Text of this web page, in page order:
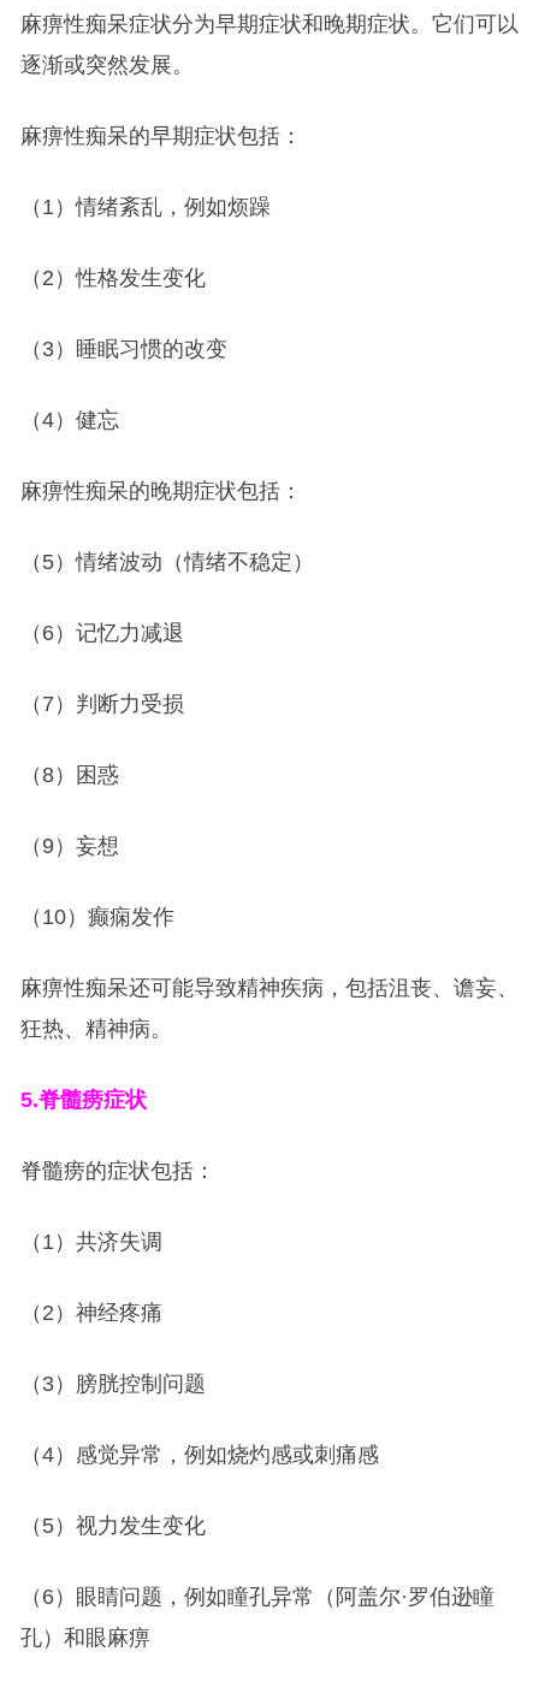
麻痹性痴呆症状分为早期症状和晚期症状。它们可以
逐渐或突然发展。
麻痹性痴呆的早期症状包括：
（1）情绪紊乱，例如烦躁
（2）性格发生变化
（3）睡眠习惯的改变
（4）健忘
麻痹性痴呆的晚期症状包括：
（5）情绪波动（情绪不稳定）
（6）记忆力减退
（7）判断力受损
（8）困惑
（9）妄想
（10）癫痫发作
麻痹性痴呆还可能导致精神疾病，包括沮丧、谵妄、
狂热、精神病。
5.脊髓痨症状
脊髓痨的症状包括：
（1）共济失调
（2）神经疼痛
（3）膀胱控制问题
（4）感觉异常，例如烧灼感或刺痛感
（5）视力发生变化
（6）眼睛问题，例如瞳孔异常（阿盖尔·罗伯逊瞳
孔）和眼麻痹